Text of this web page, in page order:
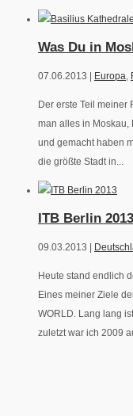
Was Du in
07.06.2013 | Europa,
Der erste Teil meiner
man alles in Moskau,
und gemacht haben
die größte Stadt in...
ITB Berlin 2013
09.03.2013 |
Heute stand endlich
Eines meiner Ziele
WORLD. Lang lang
zuletzt war ich 2009